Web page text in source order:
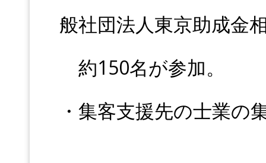
般社団法人東京助成金
約150名が参加。
・集客支援先の士業の